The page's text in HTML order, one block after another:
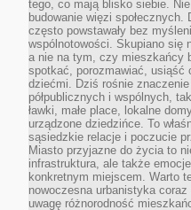
tego, co mają blisko siebie.
budowanie więzi społecznych.
często powstawały bez
wspólnotowości. Skupiano się
a nie na tym, czy mieszkańcy
spotkać, porozmawiać, usiąść
dziećmi. Dziś rośnie
półpublicznych i wspólnych,
ławki, małe place, lokalne
urządzone dziedzińce. To
sąsiedzkie relacje i poczucie
Miasto przyjazne do życia to
infrastruktura, ale także
konkretnym miejscem. Warto
nowoczesna urbanistyka
uwagę różnorodność